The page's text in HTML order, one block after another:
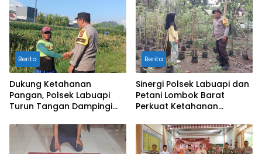
Berita
Dukung Ketahanan
Pangan, Polsek Labuapi
Turun Tangan Dampingi
Bongkot
Berita
Sinergi Polsek Labuapi dan
Petani Lombok Barat
Perkuat Ketahanan